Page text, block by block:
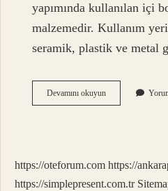
yapımında kullanılan içi
malzemedir. Kullanım
seramik, plastik ve metal
Devamını okuyunBoru
Hattı
https://oteforum.com https://
https://simplepresent.com.tr